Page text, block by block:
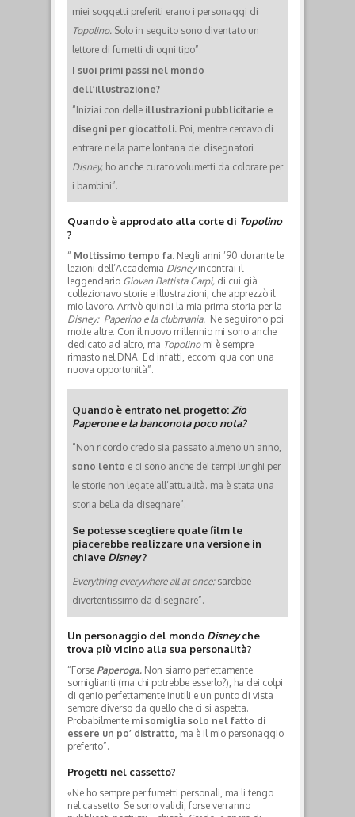
miei soggetti preferiti erano i personaggi di
Topolino. Solo in seguito sono diventato un
lettore di fumetti di ogni tipo”.
I suoi primi passi nel mondo
dell’illustrazione?
“Iniziai con delle illustrazioni pubblicitarie e
disegni per giocattoli. Poi, mentre cercavo di
entrare nella parte lontana dei disegnatori
Disney, ho anche curato volumetti da colorare per
i bambini”.
Quando è approdato alla corte di Topolino
?
“ Moltissimo tempo fa. Negli anni ’90 durante le
lezioni dell’Accademia Disneyincontrai il
leggendario Giovan Battista Carpi, di cui già
collezionavo storie e illustrazioni, che apprezzò il
mio lavoro. Arrivò quindi la mia prima storia per la
Disney: Paperino e la clubmania. Ne seguirono poi
molte altre. Con il nuovo millennio mi sono anche
dedicato ad altro, ma Topolinomi è sempre
rimasto nel DNA. Ed infatti, eccomi qua con una
nuova opportunità”.
Quando è entrato nel progetto: Zio
Paperone e la banconota poco nota?
“Non ricordo credo sia passato almeno un anno,
sono lento e ci sono anche dei tempi lunghi per
le storie non legate all’attualità. ma è stata una
storia bella da disegnare”.
Se potesse scegliere quale film le
piacerebbe realizzare una versione in
chiave Disney?
Everything everywhere all at once:sarebbe
divertentissimo da disegnare”.
Un personaggio del mondo Disneyche
trova più vicino alla sua personalità?
“Forse Paperoga. Non siamo perfettamente
somiglianti (ma chi potrebbe esserlo?), ha dei colpi
di genio perfettamente inutili e un punto di vista
sempre diverso da quello che ci si aspetta.
Probabilmente mi somiglia solo nel fatto di
essere un po’ distratto, ma è il mio personaggio
preferito”.
Progetti nel cassetto?
«Ne ho sempre per fumetti personali, ma li tengo
nel cassetto. Se sono validi, forse verranno